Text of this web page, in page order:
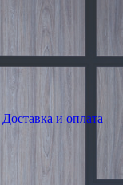
Доставка и оплата